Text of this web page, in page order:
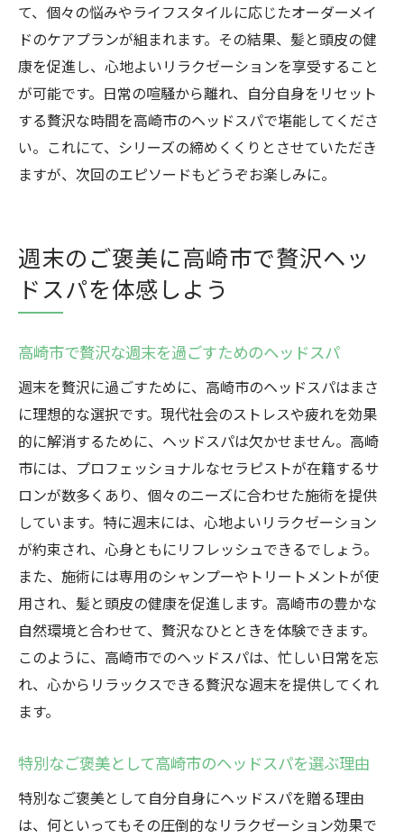
て、個々の悩みやライフスタイルに応じたオーダーメイ
ドのケアプランが組まれます。その結果、髪と頭皮の健
康を促進し、心地よいリラクゼーションを享受すること
が可能です。日常の喧騒から離れ、自分自身をリセット
する贅沢な時間を高崎市のヘッドスパで堪能してくださ
い。これにて、シリーズの締めくくりとさせていただき
ますが、次回のエピソードもどうぞお楽しみに。
週末のご褒美に高崎市で贅沢ヘッ
ドスパを体感しよう
高崎市で贅沢な週末を過ごすためのヘッドスパ
週末を贅沢に過ごすために、高崎市のヘッドスパはまさ
に理想的な選択です。現代社会のストレスや疲れを効果
的に解消するために、ヘッドスパは欠かせません。高崎
市には、プロフェッショナルなセラピストが在籍するサ
ロンが数多くあり、個々のニーズに合わせた施術を提供
しています。特に週末には、心地よいリラクゼーション
が約束され、心身ともにリフレッシュできるでしょう。
また、施術には専用のシャンプーやトリートメントが使
用され、髪と頭皮の健康を促進します。高崎市の豊かな
自然環境と合わせて、贅沢なひとときを体験できます。
このように、高崎市でのヘッドスパは、忙しい日常を忘
れ、心からリラックスできる贅沢な週末を提供してくれ
ます。
特別なご褒美として高崎市のヘッドスパを選ぶ理由
特別なご褒美として自分自身にヘッドスパを贈る理由
は、何といってもその圧倒的なリラクゼーション効果で